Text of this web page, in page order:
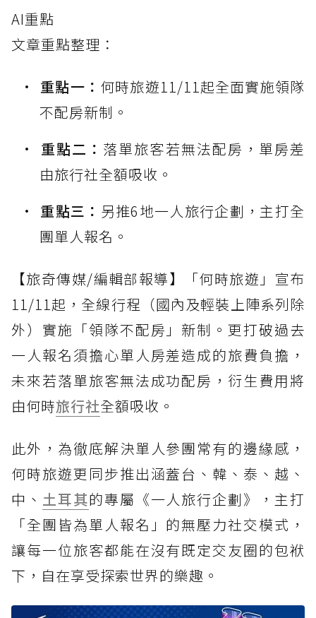
AI重點
文章重點整理：
重點一： 何時旅遊11/11起全面實施領隊
不配房新制。
重點二： 落單旅客若無法配房，單房差
由旅行社全額吸收。
重點三： 另推6地一人旅行企劃，主打全
團單人報名。
【旅奇傳媒/編輯部報導】「何時旅遊」宣布
11/11起，全線行程（國內及輕裝上陣系列除
外）實施「領隊不配房」新制。更打破過去
一人報名須擔心單人房差造成的旅費負擔，
未來若落單旅客無法成功配房，衍生費用將
由何時旅行社全額吸收。
此外，為徹底解決單人參團常有的邊緣感，
何時旅遊更同步推出涵蓋台、韓、泰、越、
中、 土耳其的專屬《一人旅行企劃》，主打
「全團皆為單人報名」的無壓力社交模式，
讓每一位旅客都能在沒有既定交友圈的包袱
下，自在享受探索世界的樂趣。